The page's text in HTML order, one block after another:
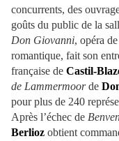
concurrents, des
goûts du public de la
Don Giovanni, opéra de
romantique, fait son
française de Castil-
de Lammermoorde
pour plus de 240
Après l’échec de
Berlioz obtient